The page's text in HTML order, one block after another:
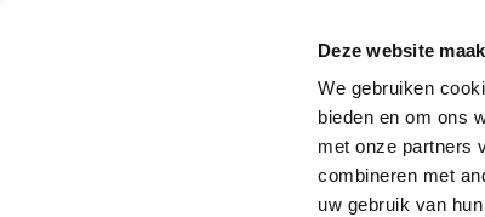
Deze website
We gebruiken
bieden en om ons
met onze partners
combineren met
uw gebruik van
Zoek huisdier